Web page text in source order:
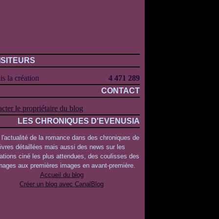
la création
4 471 289
CONTACT
le propriétaire du blog
LES CHRONIQUES D'EVENUSIA
l'actualité de la romance dans des chroniques de
livres détaillées mais aussi des news sur les
ciné les plus attendues, des coulisses des
aux premières images en avant-première.
Accueil du blog
Créer un blog avec CanalBlog